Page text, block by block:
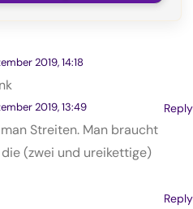
2019, 14:18
Reply
2019, 13:49
Streiten. Man braucht
(zwei und ureikettige)
Reply